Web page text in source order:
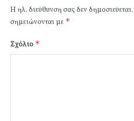
Η ηλ. διεύθυνση σας δεν δημοσιεύεται.
σημειώνονται με *
Σχόλιο *